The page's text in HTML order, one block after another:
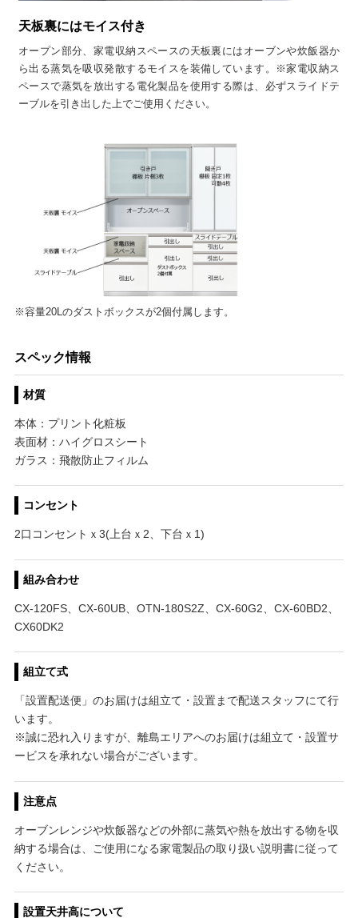
天板裏にはモイス付き
オープン部分、家電収納スペースの天板裏にはオーブンや炊飯器か
ら出る蒸気を吸収発散するモイスを装備しています。※家電収納ス
ペースで蒸気を放出する電化製品を使用する際は、必ずスライドテ
ーブルを引き出した上でご使用ください。
※容量20Lのダストボックスが2個付属します。
スペック情報
材質
本体：プリント化粧板
表面材：ハイグロスシート
ガラス：飛散防止フィルム
コンセント
2口コンセントｘ3(上台ｘ2、下台ｘ1)
組み合わせ
CX-120FS、CX-60UB、OTN-180S2Z、CX-60G2、CX-60BD2、
CX60DK2
組立て式
「設置配送便」のお届けは組立て・設置まで配送スタッフにて行
います。
※誠に恐れ入りますが、離島エリアへのお届けは組立て・設置サ
ービスを承れない場合がございます。
注意点
オーブンレンジや炊飯器などの外部に蒸気や熱を放出する物を収
納する場合は、ご使用になる家電製品の取り扱い説明書に従って
ください。
設置天井高について